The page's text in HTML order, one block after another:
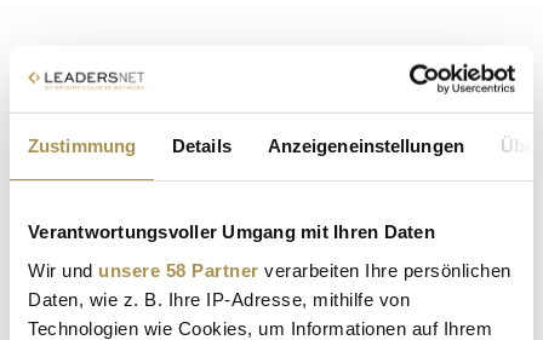
Zustimmung Details Anzeigeneinstellungen
Verantwortungsvoller Umgang mit Ihren Daten
Wir und unsere 58 Partner verarbeiten Ihre persönlichen
Daten, wie z. B. Ihre IP-Adresse, mithilfe von
Technologien wie Cookies, um Informationen auf Ihrem